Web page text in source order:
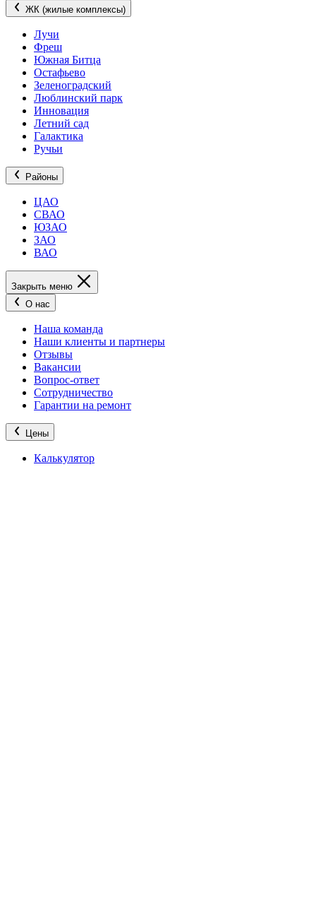
ЖК (жилые комплексы)
Лучи
Фреш
Южная Битца
Остафьево
Зеленоградский
Люблинский парк
Инновация
Летний сад
Галактика
Ручьи
Районы
ЦАО
СВАО
ЮЗАО
ЗАО
ВАО
Закрыть меню
О нас
Наша команда
Наши клиенты и партнеры
Отзывы
Вакансии
Вопрос-ответ
Сотрудничество
Гарантии на ремонт
Цены
Калькулятор